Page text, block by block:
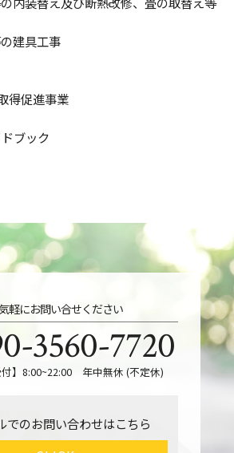
建具工事
得促進事業
軽にお問い合せください
3560-7720
付】8:00~22:00 年中無休 (不定休)
でのお問い合わせはこちら